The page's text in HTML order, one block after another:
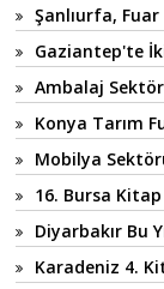
Şanlıurfa,
Gaziantep'te
Ambalaj
Konya Tarım
Mobilya
16. Bursa Kitap
Diyarbakır Bu
Karadeniz 4.